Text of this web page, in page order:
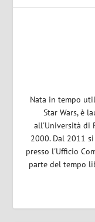
Nata in tempo
Star Wars, è
all'Università di
2000. Dal 2011
presso l'Ufficio
parte del tempo